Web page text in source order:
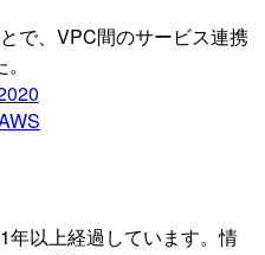
で、VPC間のサービス連携
年以上経過しています。情